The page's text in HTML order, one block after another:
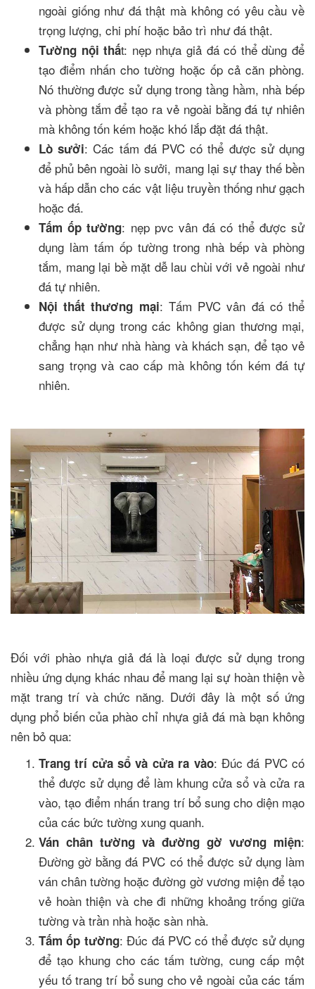
ngoài giống như đá thật mà không có yêu cầu về
trọng lượng, chi phí hoặc bảo trì như đá thật.
Tường nội thất: nẹp nhựa giả đá có thể dùng để
tạo điểm nhấn cho tường hoặc ốp cả căn phòng.
Nó thường được sử dụng trong tầng hầm, nhà bếp
và phòng tắm để tạo ra vẻ ngoài bằng đá tự nhiên
mà không tốn kém hoặc khó lắp đặt đá thật.
Lò sưởi: Các tấm đá PVC có thể được sử dụng
để phủ bên ngoài lò sưởi, mang lại sự thay thế bền
và hấp dẫn cho các vật liệu truyền thống như gạch
hoặc đá.
Tấm ốp tường: nẹp pvc vân đá có thể được sử
dụng làm tấm ốp tường trong nhà bếp và phòng
tắm, mang lại bề mặt dễ lau chùi với vẻ ngoài như
đá tự nhiên.
Nội thất thương mại: Tấm PVC vân đá có thể
được sử dụng trong các không gian thương mại,
chẳng hạn như nhà hàng và khách sạn, để tạo vẻ
sang trọng và cao cấp mà không tốn kém đá tự
nhiên.
Đối với phào nhựa giả đá là loại được sử dụng trong
nhiều ứng dụng khác nhau để mang lại sự hoàn thiện về
mặt trang trí và chức năng. Dưới đây là một số ứng
dụng phổ biến của phào chỉ nhựa giả đá mà bạn không
nên bỏ qua:
Trang trí cửa sổ và cửa ra vào: Đúc đá PVC có
thể được sử dụng để làm khung cửa sổ và cửa ra
vào, tạo điểm nhấn trang trí bổ sung cho diện mạo
của các bức tường xung quanh.
Ván chân tường và đường gờ vương miện:
Đường gờ bằng đá PVC có thể được sử dụng làm
ván chân tường hoặc đường gờ vương miện để tạo
vẻ hoàn thiện và che đi những khoảng trống giữa
tường và trần nhà hoặc sàn nhà.
Tấm ốp tường: Đúc đá PVC có thể được sử dụng
để tạo khung cho các tấm tường, cung cấp một
yếu tố trang trí bổ sung cho vẻ ngoài của các tấm